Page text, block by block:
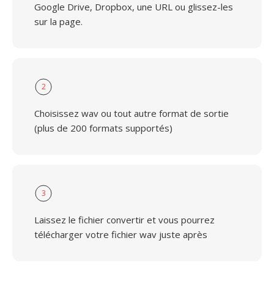
Google Drive, Dropbox, une URL ou glissez-les
sur la page.
2
Choisissez wav ou tout autre format de sortie
(plus de 200 formats supportés)
3
Laissez le fichier convertir et vous pourrez
télécharger votre fichier wav juste après